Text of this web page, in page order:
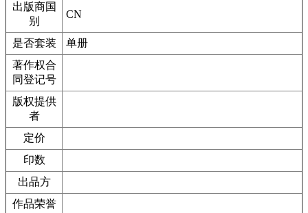
出版商国
别
CN
是否套装
单册
著作权合
同登记号
版权提供
者
定价
印数
出品方
作品荣誉